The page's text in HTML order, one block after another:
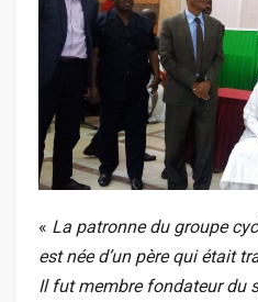
« La patronne du groupe
est née d’un père qui était
Il fut membre fondateur du